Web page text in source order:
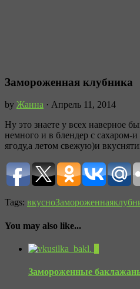
Замороженная клубника
by Жанна · Апрель 11, 2014
Ну это знаете у всех наверное
немного и в блендер с сахаром-
ягоду,а летом свежую)и
Tags: вкусноЗамороженная
You may also like...
6
Замороженные